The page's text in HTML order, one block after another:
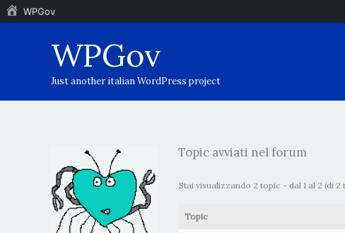
WPGov
WPGov
Just another italian WordPress project
Topic avviati nel forum
Stai visualizzando 2 topic - dal 1 al 2 (di 2
Topic